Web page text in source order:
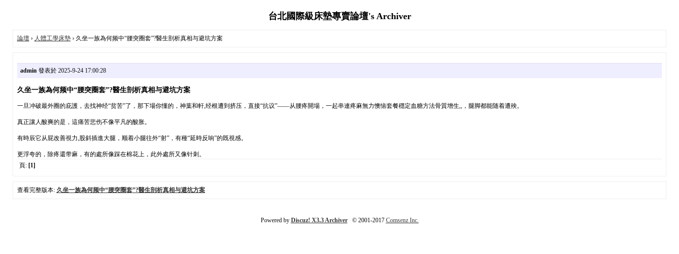
台北國際級床墊專賣論壇's Archiver
論壇› 人體工學床墊› 久坐一族為何频中“腰突圈套”?醫生剖析真相与避坑方案
admin發表於 2025-9-24 17:00:28
久坐一族為何频中“腰突圈套”?醫生剖析真相与避坑方案
一旦冲破最外圈的庇護，去找神经“贫苦”了，那下場你懂的，神葉和軒,经根遭到挤压，直接“抗议”——从腰疼開場，一起串連疼麻無力懊恼套餐穩定血糖方法骨質增生,,，腿脚都能随着遭殃。
真正讓人酸爽的是，這痛苦悲伤不像平凡的酸胀。
有時辰它从屁改善視力,股斜插進大腿，顺着小腿往外“射”，有種“延時反响”的既視感。
更浮夸的，除疼還带麻，有的處所像踩在棉花上，此外處所又像针刺。
頁: [1]
查看完整版本: 久坐一族為何频中“腰突圈套”?醫生剖析真相与避坑方案
Powered by Discuz! X3.3 Archiver© 2001-2017 Comsenz Inc.